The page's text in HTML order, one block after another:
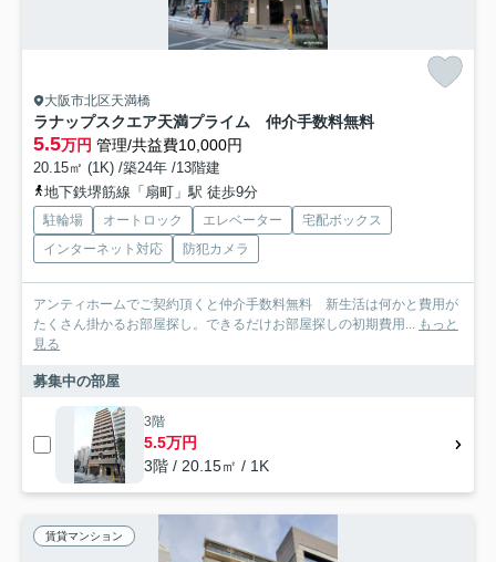
大阪市北区天満橋
ラナップスクエア天満プライム 仲介手数料無料
5.5万円 管理/共益費10,000円
20.15㎡ (1K) /築24年 /13階建
地下鉄堺筋線「扇町」駅 徒歩9分
駐輪場 オートロック エレベーター
宅配ボックス
インターネット対応
防犯カメラ
アンティホームでご契約頂くと仲介手数料無料 新生活は何かと費用が
たくさん掛かるお部屋探し。できるだけお部屋探しの初期費用... もっと
見る
募集中の部屋
3階
5.5万円
3階 / 20.15㎡ / 1K
賃貸マンション